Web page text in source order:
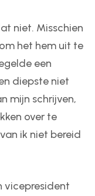
niet. Misschien
het hem uit te
een
diepste niet
mijn schrijven,
over te
ik niet bereid
vicepresident